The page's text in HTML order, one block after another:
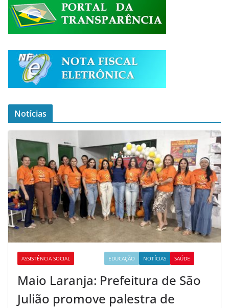
Notícias
ASSISTÊNCIA SOCIAL EDUCAÇÃO NOTÍCIAS SAÚDE
Maio Laranja: Prefeitura de São
Julião promove palestra de